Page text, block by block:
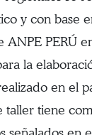
y con base
ANPE PERÚ
la
en el
taller tiene